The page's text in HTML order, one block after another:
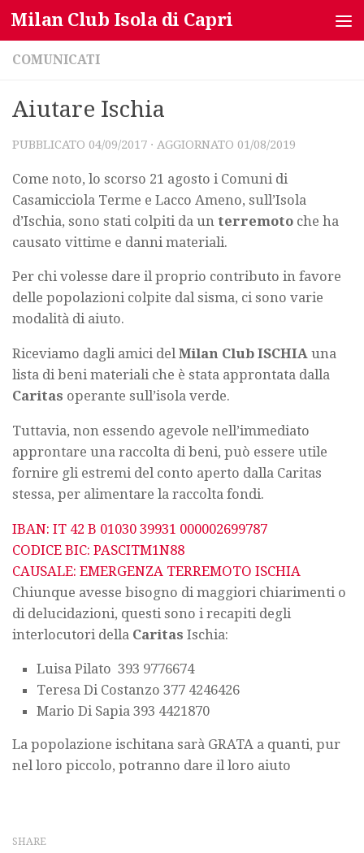
Salta al contenuto
Milan Club Isola di Capri
COMUNICATI
Aiutare Ischia
PUBBLICATO 04/09/2017 · AGGIORNATO 01/08/2019
Come noto, lo scorso 21 agosto i Comuni di
Casamicciola Terme e Lacco Ameno, sull’Isola
d’Ischia, sono stati colpiti da un terremoto che ha
causato vittime e danni materiali.
Per chi volesse dare il proprio contributo in favore
delle popolazioni colpite dal sisma, ci sono varie
modalità di aiuto.
Riceviamo dagli amici delMilan Club ISCHIA una
lista di beni materiali che è stata approntata dalla
Caritas operante sull’isola verde.
Tuttavia, non essendo agevole nell’immediato
approntare una raccolta di beni, può essere utile
fornire gli estremi del conto aperto dalla Caritas
stessa, per alimentare la raccolta fondi.
IBAN: IT 42 B 01030 39931 000002699787
CODICE BIC: PASCITM1N88
CAUSALE: EMERGENZA TERREMOTO ISCHIA
Chiunque avesse bisogno di maggiori chiarimenti o
di delucidazioni, questi sono i recapiti degli
interlocutori della Caritas Ischia:
Luisa Pilato 393 9776674
Teresa Di Costanzo 377 4246426
Mario Di Sapia 393 4421870
La popolazione ischitana sarà GRATA a quanti, pur
nel loro piccolo, potranno dare il loro aiuto
SHARE